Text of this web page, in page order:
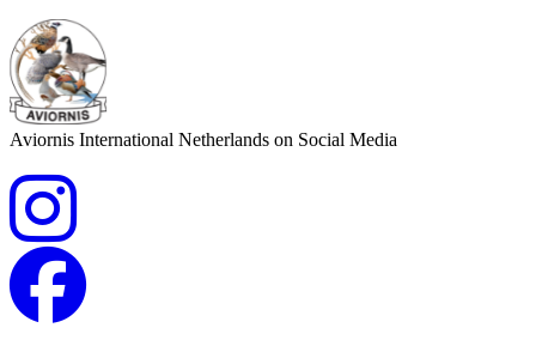
Aviornis International Netherlands on Social Media